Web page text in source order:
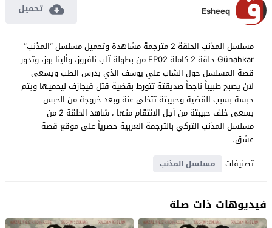
Esheeq تحميل
مسلسل المذنب الحلقة 2 مترجمة مشاهدة وتحميل مسلسل “المذنب”
Günahkar حلقة 2 كاملة EP02 من بطولة آلب نافروز، وألينا بوز، وتدور
قصة المسلسل حول الشاب علي يوسف الذي يدرس الطب ويسعى
لان يصبح طبيباً ناجحاً صديقتة تتورط بقضية قتل فيجازف ليحميها ويتم
حبسة بسبب القضية وحبيبتة تتخلى عنة وبعد خروجة من الحبس
يسعى خلف حبيبتة من أجل الانتقام منها ، شاهد الحلقة 2 من
مسلسل المذنب التركي بالترجمة العربية حصرياً على موقع قصة
عشق.
تصنيفات
مسلسل المذنب
فيديوهات ذات صلة